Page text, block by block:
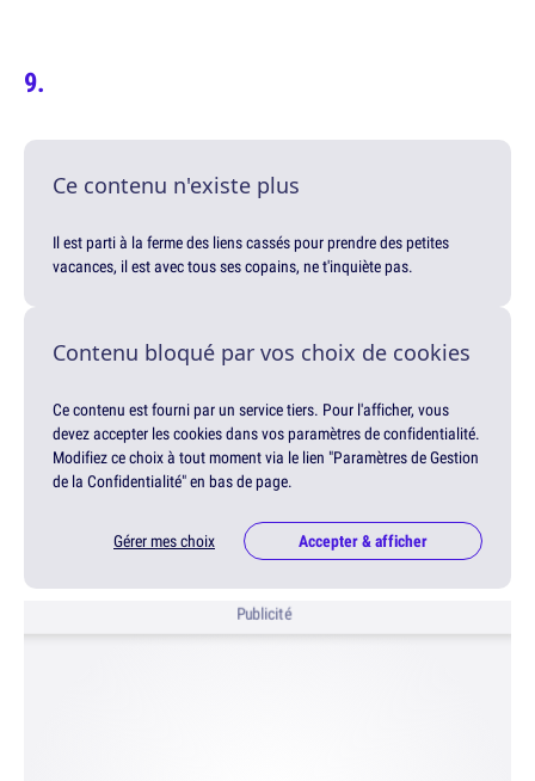
Ce contenu n'existe plus
Il est parti à la ferme des liens cassés pour prendre des petites
vacances, il est avec tous ses copains, ne t'inquiète pas.
Contenu bloqué par vos choix de cookies
Ce contenu est fourni par un service tiers. Pour l'afficher, vous
devez accepter les cookies dans vos paramètres de confidentialité.
Modifiez ce choix à tout moment via le lien "Paramètres de Gestion
de la Confidentialité" en bas de page.
Gérer mes choix Accepter & afficher
Publicité